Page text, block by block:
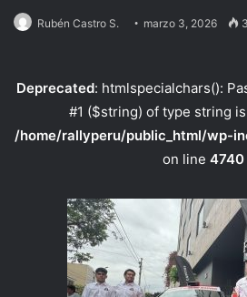
Rubén Castro S. marzo 3, 2026
Deprecated: htmlspecialchars():
#1 ($string) of type string
/home/rallyperu/public_html/wp-
on line 4740